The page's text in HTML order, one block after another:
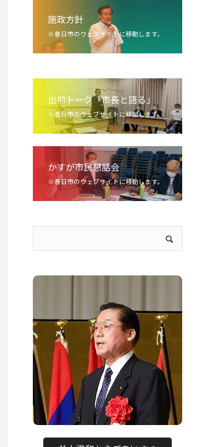
施政方針
※春日市のウェブサイトに移動します。
出前トーク「市長と語る」
※春日市のウェブサイトに移動します。
かすが市民懇話会
※春日市のウェブサイトに移動します。